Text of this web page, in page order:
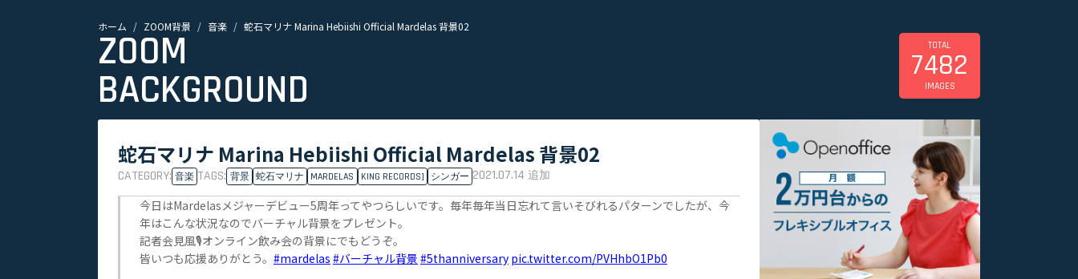
ホーム ZOOM背景 音楽 蛇石マリナ Marina Hebiishi Official Mardelas 背景02
ZOOM
BACKGROUND
TOTAL
7482
IMAGES
蛇石マリナ Marina Hebiishi Official Mardelas 背景02
CATEGORY: 音楽 TAGS: 背景 蛇石マリナ MARDELAS KING RECORDS] シンガー 2021.07.14追加
今日はMardelasメジャーデビュー5周年ってやつらしいです。毎年毎年当日忘れて言いそびれるパターンでしたが、今
年はこんな状況なのでバーチャル背景をプレゼント。
記者会見風🎙️オンライン飲み会の背景にでもどうぞ。
皆いつも応援ありがとう。 #mardelas #バーチャル背景 #5thanniversary pic.twitter.com/PVHhbO1Pb0